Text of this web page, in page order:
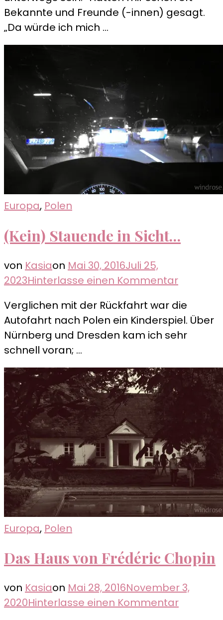
ja
nein?
Bekannte und Freunde (-innen) gesagt.
„Da würde ich mich …
Europa, Polen
(Kein) Stauende in Sicht…
von Kasiaon Mai 30, 2016Juli 25,
2023Hinterlasse einen Kommentarzu
in
Sicht…
Verglichen mit der Rückfahrt war die
Autofahrt nach Polen ein Kinderspiel. Über
Nürnberg und Dresden kam ich sehr
schnell voran; …
Europa, Polen
Das Haus von Frédéric Chopin
von Kasiaon Mai 28, 2016November 3,
2020Hinterlasse einen Kommentarzu